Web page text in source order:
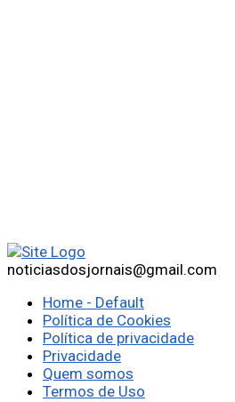
noticiasdosjornais@gmail.com
Home - Default
Política de Cookies
Política de privacidade
Privacidade
Quem somos
Termos de Uso